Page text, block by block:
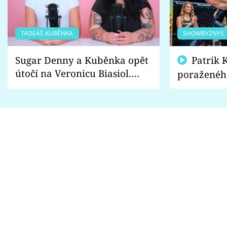
TADEÁŠ KUBĚNKA
Sugar Denny a Kuběnka opět
útočí na Veronicu Biasiol.
Proč je podle nich falešná a
SHOWBYZNYS
fanoušci